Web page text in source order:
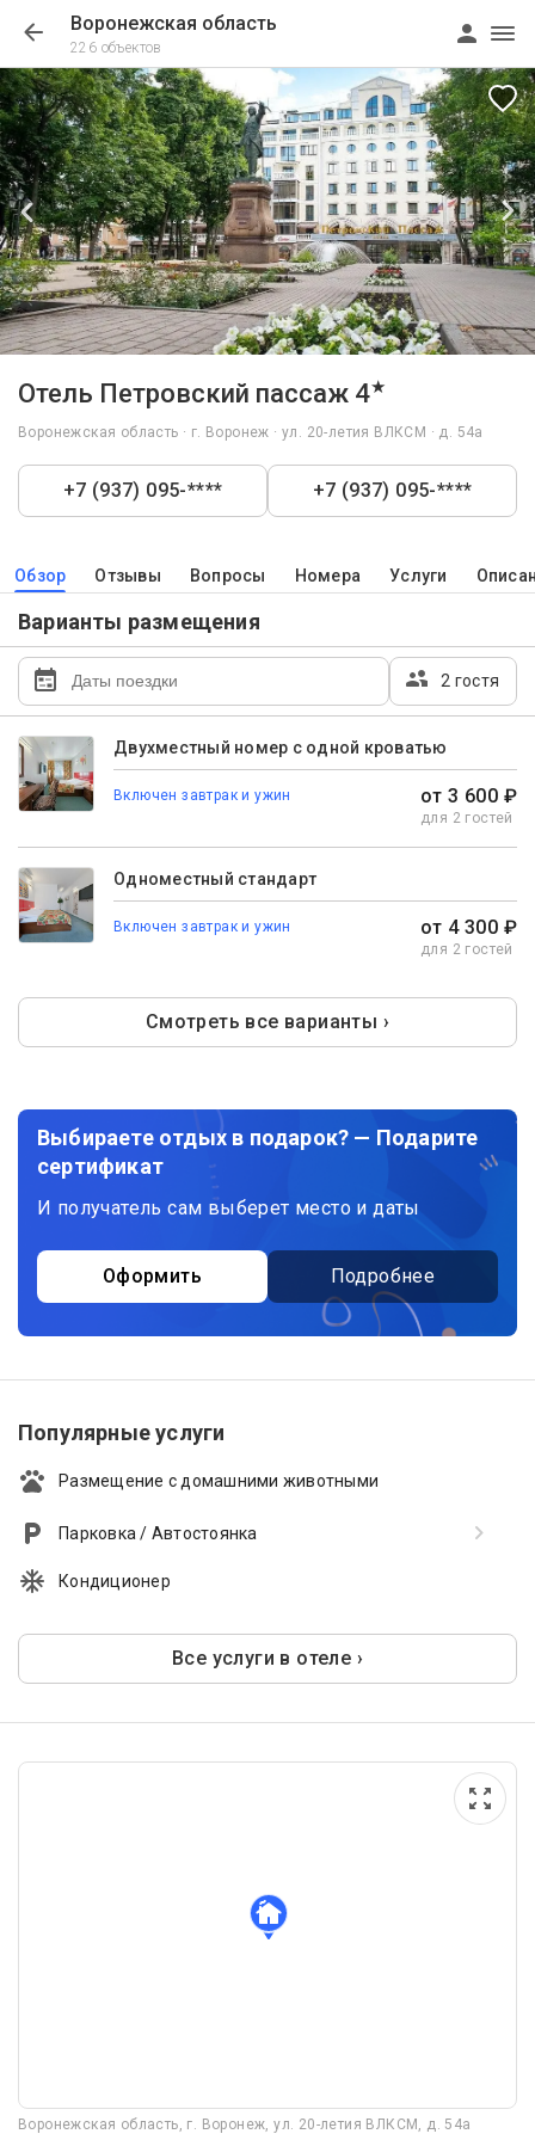
Воронежская область
226 объектов
Отель Петровский пассаж 4★
Воронежская область · г. Воронеж · ул. 20-летия ВЛКСМ · д. 54а
+7 (937) 095-**** +7 (937) 095-****
Обзор Отзывы Вопросы Номера Услуги
Варианты размещения
2 гостя
Двухместный номер с одной кроватью
Включен завтрак и ужин от 3 600 ₽
для 2 гостей
Одноместный стандарт
Включен завтрак и ужин от 4 300 ₽
для 2 гостей
Смотреть все варианты ›
Выбираете отдых в подарок? — Подарите
сертификат
И получатель сам выберет место и даты
Оформить Подробнее
Популярные услуги
Размещение с домашними животными
Парковка / Автостоянка
Кондиционер
Все услуги в отеле ›
Воронежская область, г. Воронеж, ул. 20-летия ВЛКСМ, д. 54а